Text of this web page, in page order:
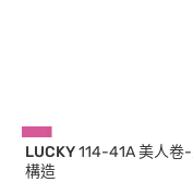
LUCKY114-41A 美人卷
構造